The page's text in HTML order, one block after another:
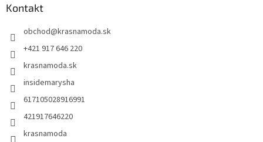
Kontakt
obchod@krasnamoda.sk
+421 917 646 220
krasnamoda.sk
insidemarysha
617105028916991
421917646220
krasnamoda